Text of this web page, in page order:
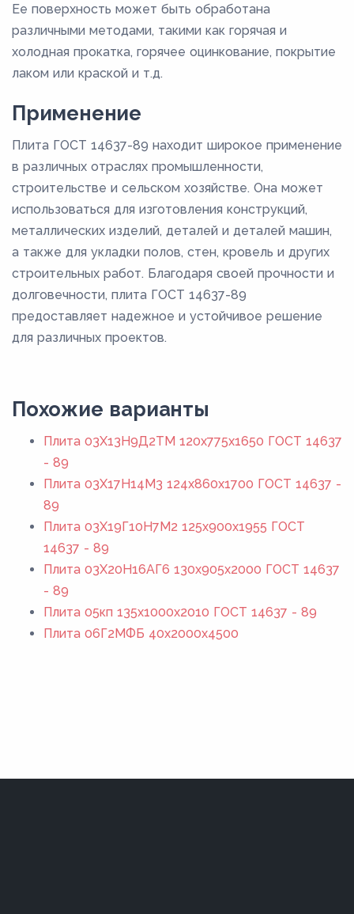
Ее поверхность может быть обработана
различными методами, такими как горячая и
холодная прокатка, горячее оцинкование, покрытие
лаком или краской и т.д.
Применение
Плита ГОСТ 14637-89 находит широкое применение
в различных отраслях промышленности,
строительстве и сельском хозяйстве. Она может
использоваться для изготовления конструкций,
металлических изделий, деталей и деталей машин,
а также для укладки полов, стен, кровель и других
строительных работ. Благодаря своей прочности и
долговечности, плита ГОСТ 14637-89
предоставляет надежное и устойчивое решение
для различных проектов.
Похожие варианты
Плита 03Х13Н9Д2ТМ 120x775x1650 ГОСТ 14637
- 89
Плита 03Х17Н14М3 124x860x1700 ГОСТ 14637 -
89
Плита 03Х19Г10Н7М2 125x900x1955 ГОСТ
14637 - 89
Плита 03Х20Н16АГ6 130x905x2000 ГОСТ 14637
- 89
Плита 05кп 135x1000x2010 ГОСТ 14637 - 89
Плита 06Г2МФБ 40x2000x4500